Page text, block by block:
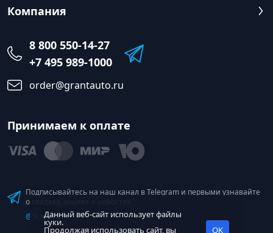
Компания
8 800 550-14-27
+7 495 989-1000
order@grantauto.ru
Принимаем к оплате
Подписывайтесь на наш канал в Telegram и первыми узнавайте
о скидках, акциях и новостях
@tk_grantДанный веб-сайт использует файлы
куки.
Продолжая использовать сайт, вы OK